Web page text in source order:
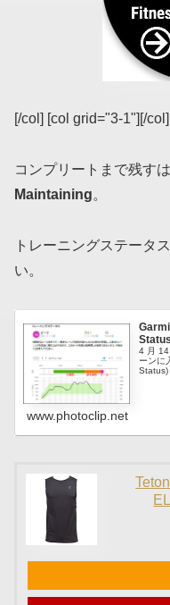
[/col] [col grid="3-1"][/col]
コンプリートまで残す
Maintaining。
トレーニングステータ
い。
4 月 14
ーンに
Status)
www.photoclip.net